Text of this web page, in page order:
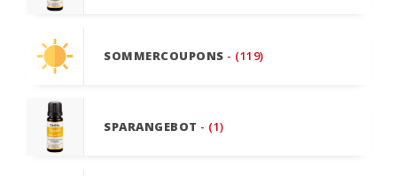
SOMMERCOUPONS - (119)
SPARANGEBOT - (1)